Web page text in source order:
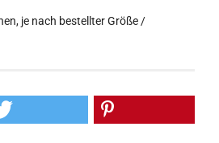
je nach bestellter Größe /